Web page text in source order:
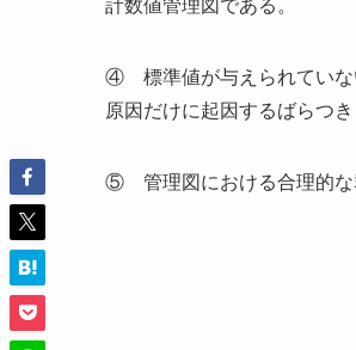
計数値管理図である。
④ 標準値が与えられていな
原因だけに起因するばらつ
⑤ 管理図における合理的な